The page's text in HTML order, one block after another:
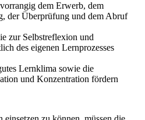
dem Erwerb, dem
der Überprüfung und dem Abruf
zur Selbstreflexion und
des eigenen Lernprozesses
Lernklima sowie die
und Konzentration fördern